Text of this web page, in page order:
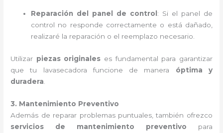
Reparación del panel de control : Si el panel de
control no responde correctamente o está dañado,
realizaré la reparación o el reemplazo necesario.
Utilizar piezas originales es fundamental para garantizar
que tu lavasecadora funcione de manera óptima y
duradera
3. Mantenimiento Preventivo
Además de reparar problemas puntuales, también ofrezco
servicios de mantenimiento preventivo para